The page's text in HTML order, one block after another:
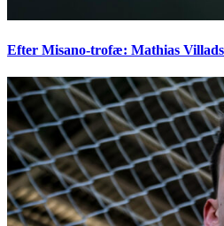
Efter Misano-trofæ: Mathias